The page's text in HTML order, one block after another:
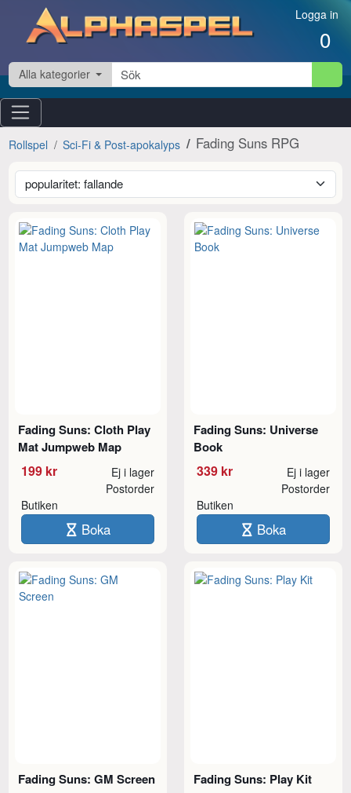
Hoppa till innehåll Logga in
0
Alla kategorier
Rollspel Sci-Fi & Post-apokalyps Fading Suns RPG
Fading Suns: Cloth Play
Mat Jumpweb Map
199 kr Ej i lager
Butiken
Postorder
Boka
Fading Suns: Universe
Book
339 kr Ej i lager
Butiken
Postorder
Boka
Fading Suns: GM Screen Fading Suns: Play Kit